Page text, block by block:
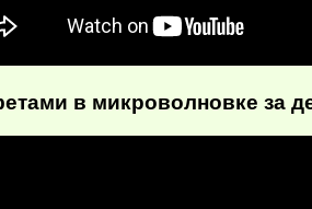
в микроволновке за